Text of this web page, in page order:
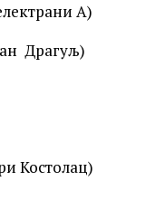
А)
Драгуљ)
Костолац)